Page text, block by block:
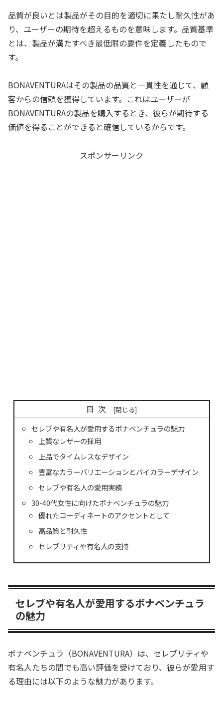
品質が良いとは製品がその目的を適切に果たし耐久性があ
り、ユーザーの期待を超えるものを意味します。品質基準
とは、製品が満たすべき最低限の要件を定義したもので
す。
BONAVENTURAはその製品の品質と一貫性を通じて、顧
客からの信頼を獲得しています。これはユーザーが
BONAVENTURAの製品を購入するとき、彼らが期待する
価値を得ることができると確信しているからです。
スポンサーリンク
目次
セレブや有名人が愛用するボナベンチュラの魅力
上質なレザーの採用
上品でタイムレスなデザイン
豊富なカラーバリエーションとバイカラーデザイン
セレブや有名人の愛用実績
30-40代女性に向けたボナベンチュラの魅力
優れたコーディネートのアクセントとして
高品質と耐久性
セレブリティや有名人の支持
セレブや有名人が愛用するボナベンチュラ
の魅力
ボナベンチュラ（BONAVENTURA）は、セレブリティや
有名人たちの間でも高い評価を受けており、彼らが愛用す
る理由には以下のような魅力があります。